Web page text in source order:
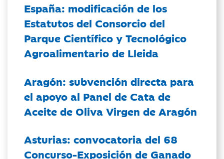
España: modificación de los
Estatutos del Consorcio del
Parque Científico y Tecnológico
Agroalimentario de Lleida
Aragón: subvención directa para
el apoyo al Panel de Cata de
Aceite de Oliva Virgen de Aragón
Asturias: convocatoria del 68
Concurso-Exposición de Ganado